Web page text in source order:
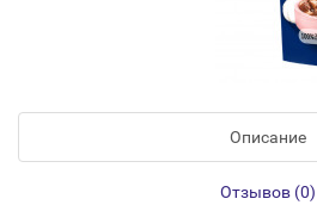
Описание
Отзывов (0)